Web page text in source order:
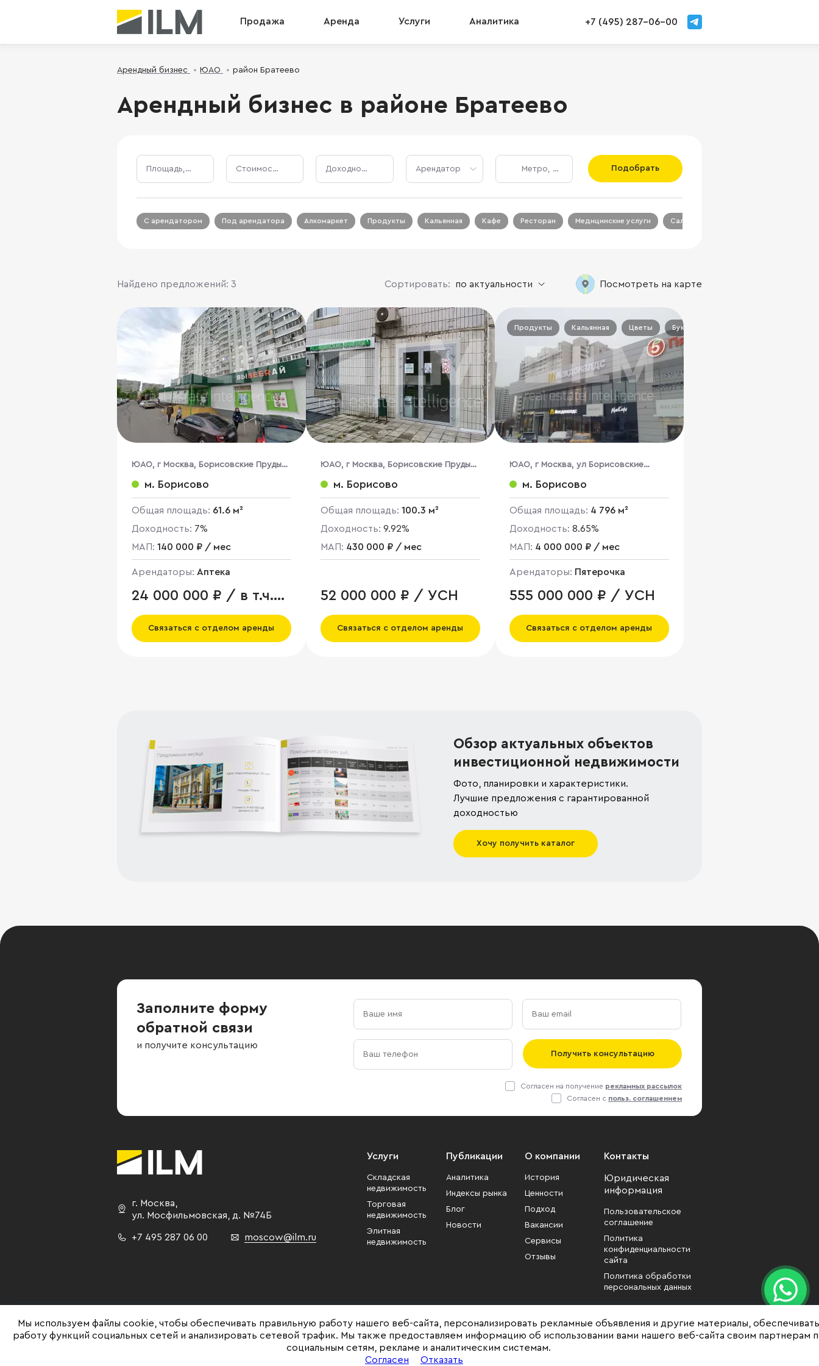
Продажа Аренда Услуги Аналитика +7 (495) 287-06-00
Арендный бизнес ЮАО район Братеево
Арендный бизнес в районе Братеево
Площадь, м² Стоимость, ₽ Доходность, % Арендатор Подобрать
С арендатором Под арендатора Алкомаркет Продукты Кальянная Кафе Ресторан Медицинские услуги Салон красоты
Найдено предложений: 3 Посмотреть на карте
Сортировать: по актуальности
ЮАО, г Москва, Борисовские Пруды
ул., 14, кор. 4
м. Борисово
Общая площадь: 61.6 м²
Доходность: 7%
МАП: 140 000 ₽ / мес
Арендаторы: Аптека
24 000 000 ₽ / в т.ч.
НДС
Связаться с отделом аренды
ЮАО, г Москва, Борисовские Пруды
ул., 14, кор. 4
м. Борисово
Общая площадь: 100.3 м²
Доходность: 9.92%
МАП: 430 000 ₽ / мес
52 000 000 ₽ / УСН
Связаться с отделом аренды
Продукты Кальянная Цветы Букмекер
ЮАО, г Москва, ул Борисовские
Пруды, д 8А
м. Борисово
Общая площадь: 4 796 м²
Доходность: 8.65%
МАП: 4 000 000 ₽ / мес
Арендаторы: Пятерочка
555 000 000 ₽ / УСН
Связаться с отделом аренды
Обзор актуальных объектов
инвестиционной недвижимости
Фото, планировки и характеристики.
Лучшие предложения с гарантированной
доходностью
Хочу получить каталог
Заполните форму
обратной связи
и получите консультацию
Получить консультацию
Согласен на получение рекламных рассылок
Согласен с польз. соглашением
г. Москва,
ул. Мосфильмовская, д. №74Б
+7 495 287 06 00 moscow@ilm.ru
Услуги
Складская
недвижимость
Торговая
недвижимость
Элитная
недвижимость
Публикации
Аналитика
Индексы рынка
Блог
Новости
О компании
История
Ценности
Подход
Вакансии
Сервисы
Отзывы
Контакты
Юридическая
информация
Пользовательское
соглашение
Политика
конфиденциальности
сайта
Политика обработки
персональных данных
Представленная на сайте информация, в т.ч. стоимости объектов, носит информационный характер
и не является публичной офертой. Условия продажи объекта могут быть изменены собственником без уведомления
Мы используем файлы cookie, чтобы обеспечивать правильную работу нашего веб-сайта, персонализировать рекламные объявления и другие материалы, обеспечивать
работу функций социальных сетей и анализировать сетевой трафик. Мы также предоставляем информацию об использовании вами нашего веб-сайта своим партнерам
социальным сетям, рекламе и аналитическим системам.
Согласен
Отказать